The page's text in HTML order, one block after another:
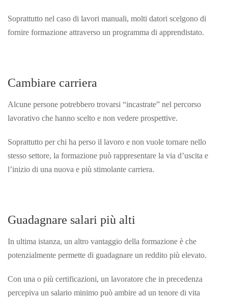
Soprattutto nel caso di lavori manuali, molti datori scelgono di
fornire formazione attraverso un programma di apprendistato.
Cambiare carriera
Alcune persone potrebbero trovarsi “incastrate” nel percorso
lavorativo che hanno scelto e non vedere prospettive.
Soprattutto per chi ha perso il lavoro e non vuole tornare nello
stesso settore, la formazione può rappresentare la via d’uscita e
l’inizio di una nuova e più stimolante carriera.
Guadagnare salari più alti
In ultima istanza, un altro vantaggio della formazione è che
potenzialmente permette di guadagnare un reddito più elevato.
Con una o più certificazioni, un lavoratore che in precedenza
percepiva un salario minimo può ambire ad un tenore di vita